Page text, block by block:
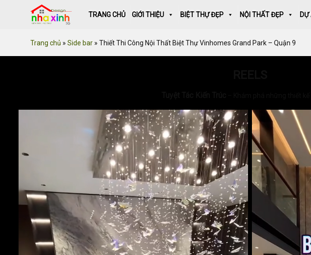
TRANG CHỦ GIỚI THIỆU BIỆT THỰ ĐẸP NỘI THẤT ĐẸP DỰ
Trang chủ » Side bar » Thiết Thi Công Nội Thất Biệt Thự Vinhomes Grand Park – Quận 9